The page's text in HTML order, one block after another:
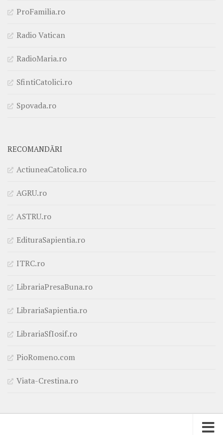
ProFamilia.ro
Radio Vatican
RadioMaria.ro
SfintiCatolici.ro
Spovada.ro
RECOMANDĂRI
ActiuneaCatolica.ro
AGRU.ro
ASTRU.ro
EdituraSapientia.ro
ITRC.ro
LibrariaPresaBuna.ro
LibrariaSapientia.ro
LibrariaSfIosif.ro
PioRomeno.com
Viata-Crestina.ro